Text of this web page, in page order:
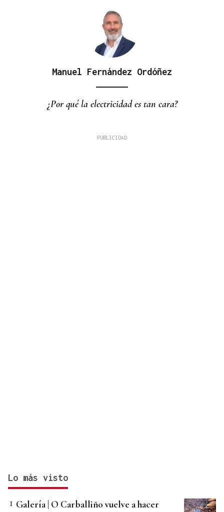
Manuel Fernández Ordóñez
¿Por qué la electricidad es tan cara?
Lo más visto
Galería | O Carballiño vuelve a hacer